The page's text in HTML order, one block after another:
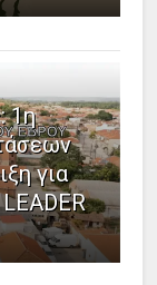
1η
για